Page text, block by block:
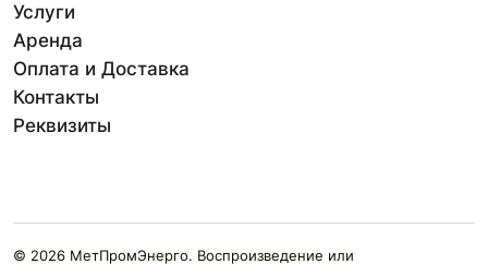
Услуги
Аренда
Оплата и Доставка
Контакты
Реквизиты
© 2026 МетПромЭнерго. Воспроизведение или